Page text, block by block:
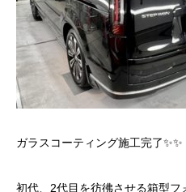
ガラスコーティング施工完了✨✨
初代、2代目を彷彿させる箱型